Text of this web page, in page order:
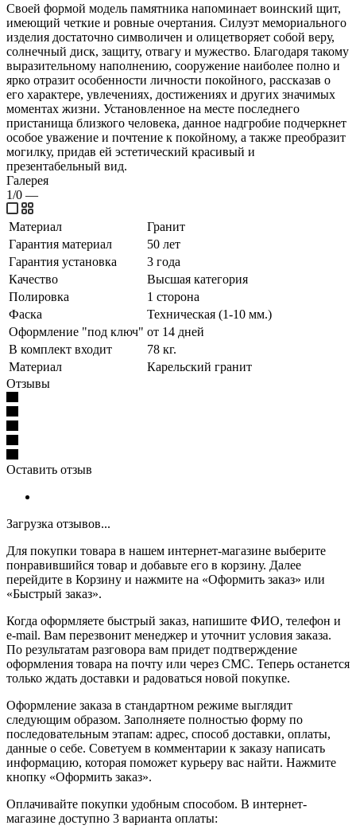
Своей формой модель памятника напоминает воинский щит,
имеющий четкие и ровные очертания. Силуэт мемориального
изделия достаточно символичен и олицетворяет собой веру,
солнечный диск, защиту, отвагу и мужество. Благодаря такому
выразительному наполнению, сооружение наиболее полно и
ярко отразит особенности личности покойного, рассказав о
его характере, увлечениях, достижениях и других значимых
моментах жизни. Установленное на месте последнего
пристанища близкого человека, данное надгробие подчеркнет
особое уважение и почтение к покойному, а также преобразит
могилку, придав ей эстетический красивый и
презентабельный вид.
Галерея
1/0 —
Материал
Гранит
Гарантия материал
50 лет
Гарантия установка
3 года
Качество
Высшая категория
Полировка
1 сторона
Фаска
Техническая (1-10 мм.)
Оформление "под ключ" от 14 дней
В комплект входит
78 кг.
Материал
Карельский гранит
Отзывы
Оставить отзыв
Загрузка отзывов...
Для покупки товара в нашем интернет-магазине выберите
понравившийся товар и добавьте его в корзину. Далее
перейдите в Корзину и нажмите на «Оформить заказ» или
«Быстрый заказ».
Когда оформляете быстрый заказ, напишите ФИО, телефон и
e-mail. Вам перезвонит менеджер и уточнит условия заказа.
По результатам разговора вам придет подтверждение
оформления товара на почту или через СМС. Теперь останется
только ждать доставки и радоваться новой покупке.
Оформление заказа в стандартном режиме выглядит
следующим образом. Заполняете полностью форму по
последовательным этапам: адрес, способ доставки, оплаты,
данные о себе. Советуем в комментарии к заказу написать
информацию, которая поможет курьеру вас найти. Нажмите
кнопку «Оформить заказ».
Оплачивайте покупки удобным способом. В интернет-
магазине доступно 3 варианта оплаты: